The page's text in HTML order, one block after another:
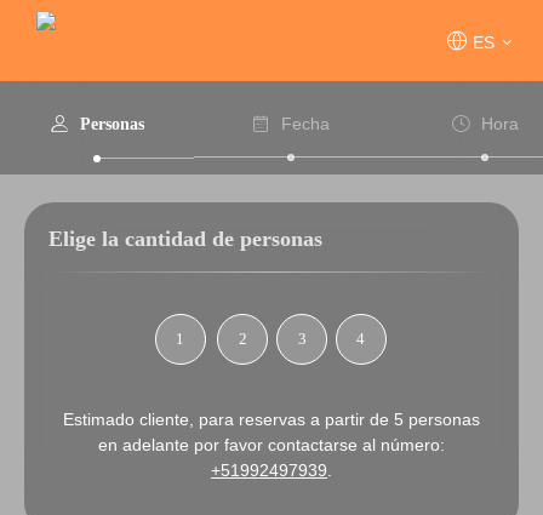
ES
Personas Fecha Hora
Elige la cantidad de personas
1 2 3 4
Estimado cliente, para reservas a partir de 5 personas
en adelante por favor contactarse al número:
+51992497939